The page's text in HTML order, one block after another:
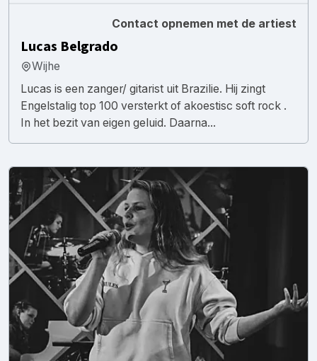
Contact opnemen met de artiest
Lucas Belgrado
Wijhe
Lucas is een zanger/ gitarist uit Brazilie. Hij zingt
Engelstalig top 100 versterkt of akoestisc soft rock .
In het bezit van eigen geluid. Daarna...